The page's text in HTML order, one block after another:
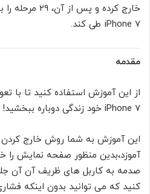
خارج کرده و
iPhone 7 طی کند.
مقدمه
از این آموزش استفاده کنید تا با
iPhone 7 خود زندگی دوباره ببخشید!
این آموزش به شما روش خارج
آموزد،بدین منظور صفحه نمایش را
صدمه به کاربل های ظریف آن آن
کنید که می توانید بدون اینکه